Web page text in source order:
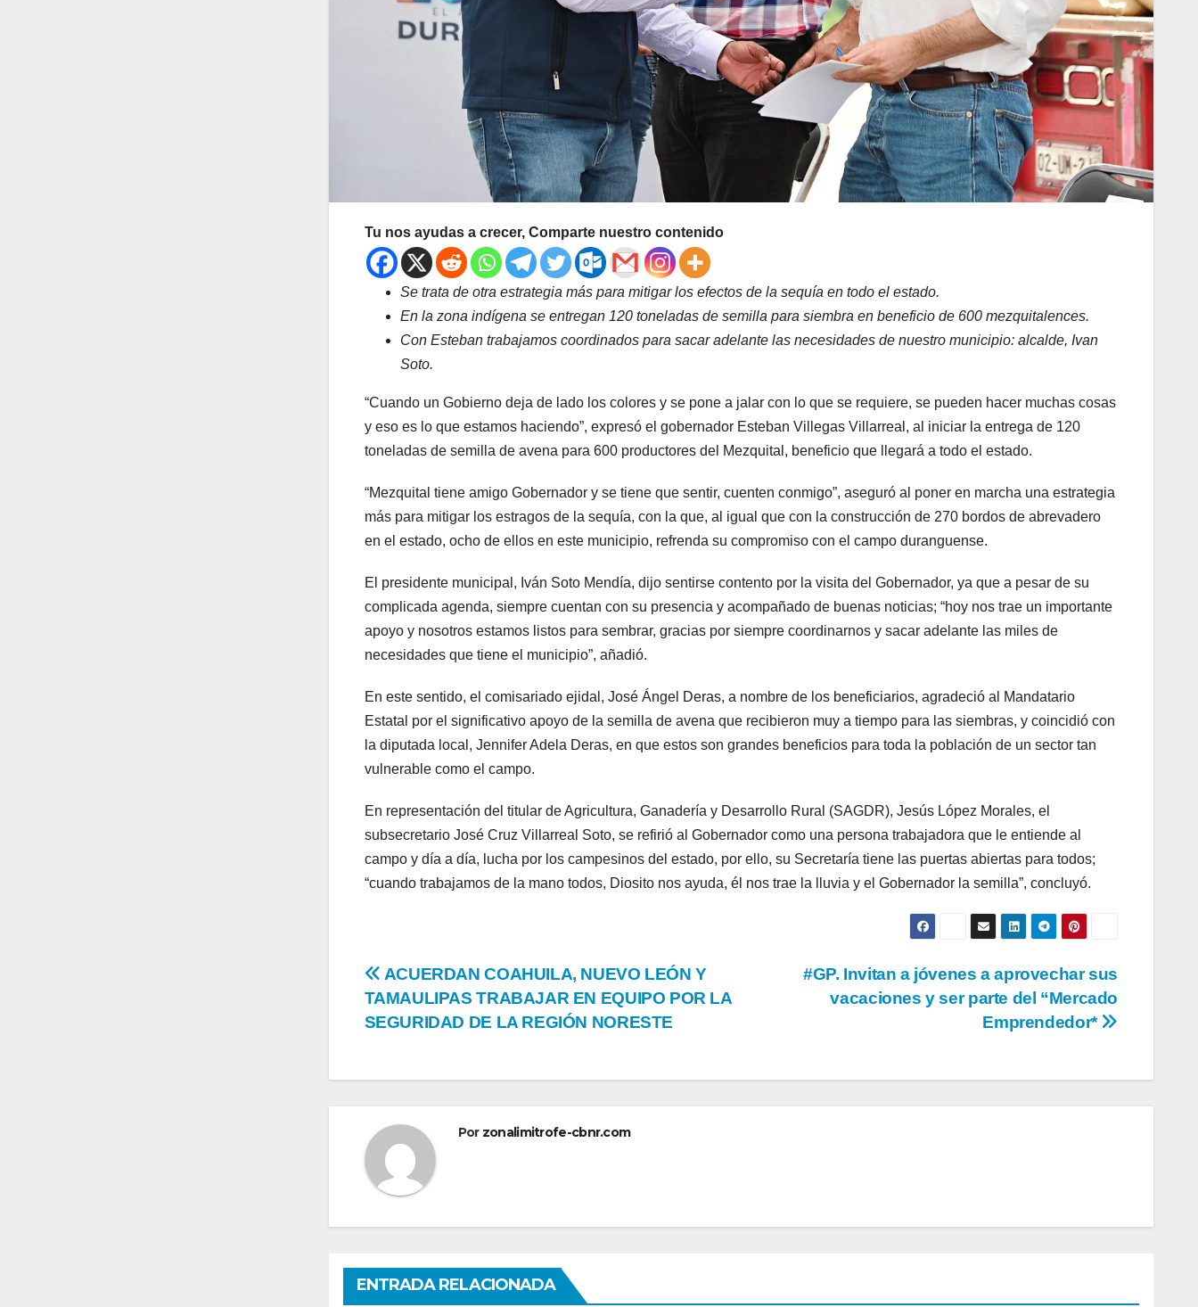
Tu nos ayudas a crecer, Comparte nuestro contenido
Se trata de otra estrategia más para mitigar los efectos de la sequía en todo el estado.
En la zona indígena se entregan 120 toneladas de semilla para siembra en beneficio de 600 mezquitalences.
Con Esteban trabajamos coordinados para sacar adelante las necesidades de nuestro municipio: alcalde, Ivan
Soto.
“Cuando un Gobierno deja de lado los colores y se pone a jalar con lo que se requiere, se pueden hacer muchas cosas
y eso es lo que estamos haciendo”, expresó el gobernador Esteban Villegas Villarreal, al iniciar la entrega de 120
toneladas de semilla de avena para 600 productores del Mezquital, beneficio que llegará a todo el estado.
“Mezquital tiene amigo Gobernador y se tiene que sentir, cuenten conmigo”, aseguró al poner en marcha una estrategia
más para mitigar los estragos de la sequía, con la que, al igual que con la construcción de 270 bordos de abrevadero
en el estado, ocho de ellos en este municipio, refrenda su compromiso con el campo duranguense.
El presidente municipal, Iván Soto Mendía, dijo sentirse contento por la visita del Gobernador, ya que a pesar de su
complicada agenda, siempre cuentan con su presencia y acompañado de buenas noticias; “hoy nos trae un importante
apoyo y nosotros estamos listos para sembrar, gracias por siempre coordinarnos y sacar adelante las miles de
necesidades que tiene el municipio”, añadió.
En este sentido, el comisariado ejidal, José Ángel Deras, a nombre de los beneficiarios, agradeció al Mandatario
Estatal por el significativo apoyo de la semilla de avena que recibieron muy a tiempo para las siembras, y coincidió con
la diputada local, Jennifer Adela Deras, en que estos son grandes beneficios para toda la población de un sector tan
vulnerable como el campo.
En representación del titular de Agricultura, Ganadería y Desarrollo Rural (SAGDR), Jesús López Morales, el
subsecretario José Cruz Villarreal Soto, se refirió al Gobernador como una persona trabajadora que le entiende al
campo y día a día, lucha por los campesinos del estado, por ello, su Secretaría tiene las puertas abiertas para todos;
“cuando trabajamos de la mano todos, Diosito nos ayuda, él nos trae la lluvia y el Gobernador la semilla”, concluyó.
Navegación
de
#GP. Invitan a jóvenes a aprovechar sus
vacaciones y ser parte del “Mercado
Emprendedor*
ACUERDAN COAHUILA, NUEVO LEÓN Y
TAMAULIPAS TRABAJAR EN EQUIPO POR LA
SEGURIDAD DE LA REGIÓN NORESTE
Por zonalimitrofe-cbnr.com
ENTRADA RELACIONADA